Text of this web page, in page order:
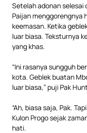
Setelah adonan selesai
Paijan menggorengnya
keemasan. Ketika
luar biasa. Teksturnya
yang khas.
“Ini rasanya sungguh
kota. Geblek buatan
luar biasa,” puji Pak
“Ah, biasa saja, Pak.
Kulon Progo sejak
hati.